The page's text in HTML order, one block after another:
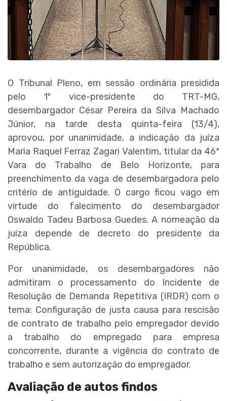
O Tribunal Pleno, em sessão ordinária presidida
pelo 1º vice-presidente do TRT-MG,
desembargador César Pereira da Silva Machado
Júnior, na tarde desta quinta-feira (13/4),
aprovou, por unanimidade, a indicação da juíza
Maria Raquel Ferraz Zagari Valentim, titular da 46ª
Vara do Trabalho de Belo Horizonte, para
preenchimento da vaga de desembargadora pelo
critério de antiguidade. O cargo ficou vago em
virtude do falecimento do desembargador
Oswaldo Tadeu Barbosa Guedes. A nomeação da
juíza depende de decreto do presidente da
República.
Por unanimidade, os desembargadores não
admitiram o processamento do Incidente de
Resolução de Demanda Repetitiva (IRDR) com o
tema: Configuração de justa causa para rescisão
de contrato de trabalho pelo empregador devido
a trabalho do empregado para empresa
concorrente, durante a vigência do contrato de
trabalho e sem autorização do empregador.
Avaliação de autos findos